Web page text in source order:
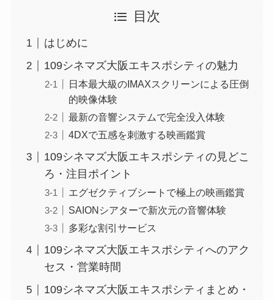
目次
はじめに
109シネマズ大阪エキスポシティの魅力
日本最大級のIMAXスクリーンによる圧倒
的映像体験
最新の音響システムで完全没入体験
4DXで五感を刺激する映画鑑賞
109シネマズ大阪エキスポシティの見どこ
ろ・注目ポイント
エグゼクティブシートで極上の映画鑑賞
SAIONシアターで新次元の音響体験
多彩な割引サービス
109シネマズ大阪エキスポシティへのアク
セス・営業時間
109シネマズ大阪エキスポシティまとめ・